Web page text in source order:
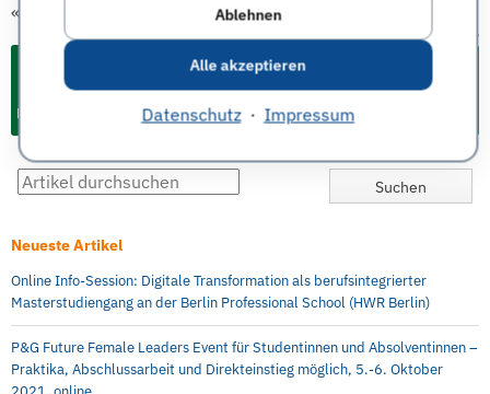
Ablehnen
Alle akzeptieren
Datenschutz· Impressum
«
nächster Termin
»
Events & Termine für Studium und Karriere
Neueste Artikel
Online Info-Session: Digitale Transformation als berufsintegrierter
Masterstudiengang an der Berlin Professional School (HWR Berlin)
P&G Future Female Leaders Event für Studentinnen und Absolventinnen –
Praktika, Abschlussarbeit und Direkteinstieg möglich, 5.-6. Oktober